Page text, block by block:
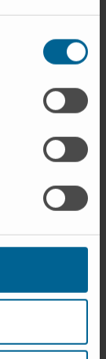
en
de
el
para